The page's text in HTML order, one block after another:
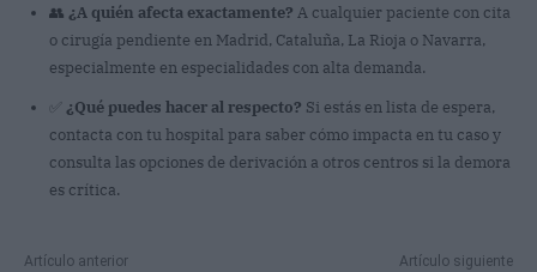
👥 ¿A quién afecta exactamente? A cualquier paciente con cita
o cirugía pendiente en Madrid, Cataluña, La Rioja o Navarra,
especialmente en especialidades con alta demanda.
¿Qué puedes hacer al respecto? Si estás en lista de espera,
contacta con tu hospital para saber cómo impacta en tu caso y
consulta las opciones de derivación a otros centros si la demora
es crítica.
Artículo anterior
Artículo siguiente